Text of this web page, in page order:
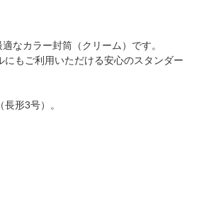
なカラー封筒（クリーム）です。
にもご利用いただける安心のスタンダー
形3号）。